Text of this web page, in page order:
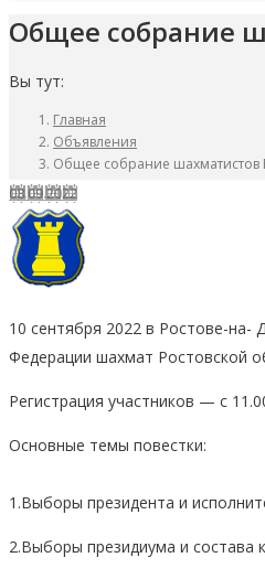
Общее собрание
Вы тут:
Главная
Объявления
Общее собрание шахматистов
08.09.2022
10 сентября 2022 в Ростове-на-
Федерации шахмат Ростовской
Регистрация участников — с
Основные темы повестки:
1.Выборы президента и
2.Выборы президиума и